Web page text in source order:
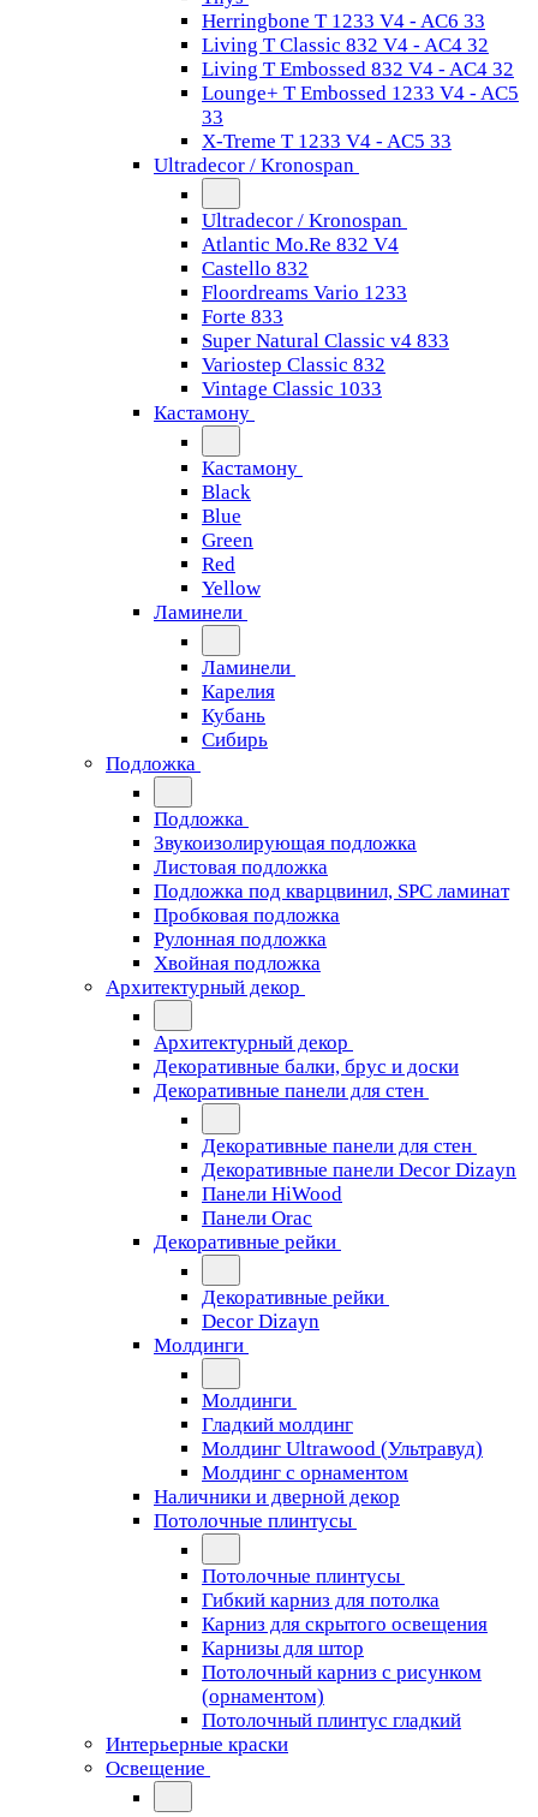
Herringbone T 1233 V4 - AC6 33
Living T Classic 832 V4 - AC4 32
Living T Embossed 832 V4 - AC4 32
Lounge+ T Embossed 1233 V4 - AC5
33
X-Treme T 1233 V4 - AC5 33
Ultradecor / Kronospan
Ultradecor / Kronospan
Atlantic Mo.Re 832 V4
Castello 832
Floordreams Vario 1233
Forte 833
Super Natural Classic v4 833
Variostep Classic 832
Vintage Classic 1033
Кастамону
Кастамону
Black
Blue
Green
Red
Yellow
Ламинели
Ламинели
Карелия
Кубань
Сибирь
Подложка
Подложка
Звукоизолирующая подложка
Листовая подложка
Подложка под кварцвинил, SPC ламинат
Пробковая подложка
Рулонная подложка
Хвойная подложка
Архитектурный декор
Архитектурный декор
Декоративные балки, брус и доски
Декоративные панели для стен
Декоративные панели для стен
Декоративные панели Decor Dizayn
Панели HiWood
Панели Orac
Декоративные рейки
Декоративные рейки
Decor Dizayn
Молдинги
Молдинги
Гладкий молдинг
Молдинг Ultrawood (Ультравуд)
Молдинг с орнаментом
Наличники и дверной декор
Потолочные плинтусы
Потолочные плинтусы
Гибкий карниз для потолка
Карниз для скрытого освещения
Карнизы для штор
Потолочный карниз с рисунком
(орнаментом)
Потолочный плинтус гладкий
Интерьерные краски
Освещение